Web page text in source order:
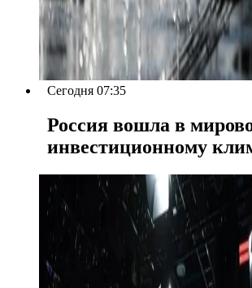
Сегодня 07:35
Россия вошла в
инвестиционному